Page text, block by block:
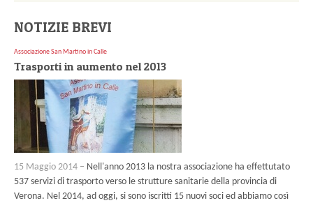
NOTIZIE BREVI
Associazione San Martino in Calle
Trasporti in aumento nel 2013
15 Maggio 2014 – Nell'anno 2013 la nostra associazione ha effettutato
537 servizi di trasporto verso le strutture sanitarie della provincia di
Verona. Nel 2014, ad oggi, si sono iscritti 15 nuovi soci ed abbiamo così